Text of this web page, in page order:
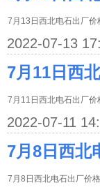
7月13日西北电石出厂价
2022-07-13
7月11日西
7月11日西北电石出厂价
2022-07-11
7月8日西北
7月8日西北电石出厂价